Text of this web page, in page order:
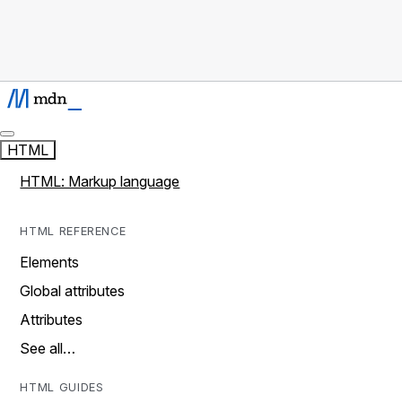
HTML
HTML: Markup language
HTML REFERENCE
Elements
Global attributes
Attributes
See all…
HTML GUIDES